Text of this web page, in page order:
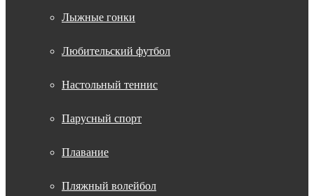
Лыжные гонки
Любительский футбол
Настольный теннис
Парусный спорт
Плавание
Пляжный волейбол